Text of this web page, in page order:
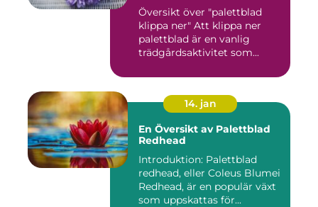
Översikt över "palettblad
klippa ner" Att klippa ner
palettblad är en vanlig
trädgårdsaktivitet som...
14. jan
En Översikt av Palettblad
Redhead
Introduktion: Palettblad
redhead, eller Coleus Blumei
Redhead, är en populär växt
som uppskattas för...